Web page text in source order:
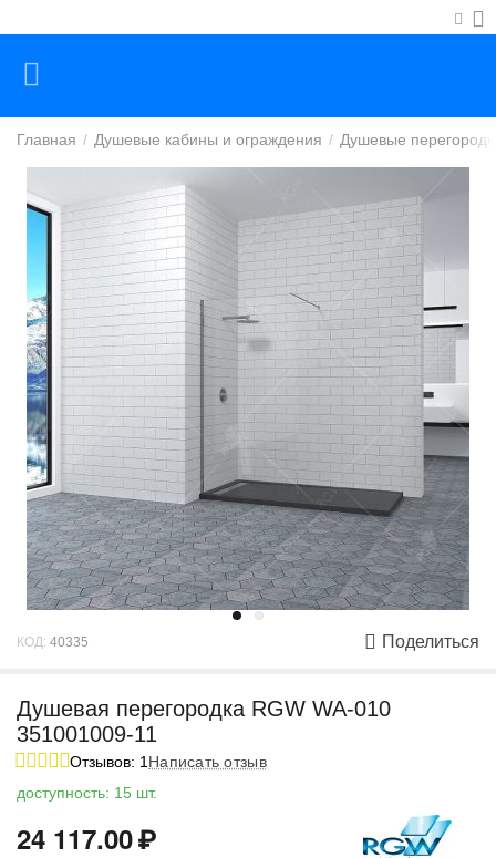
Главная / Душевые кабины и ограждения / Душевые
КОД: 40335 Поделиться
Душевая перегородка RGW WA-010
351001009-11
Отзывов: 1 Написать отзыв
доступность: 15 шт.
24 117.00₽